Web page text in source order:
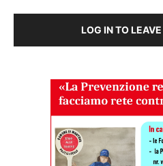
LOG IN TO